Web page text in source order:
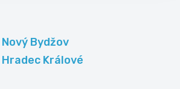
Nový Bydžov
Hradec Králové